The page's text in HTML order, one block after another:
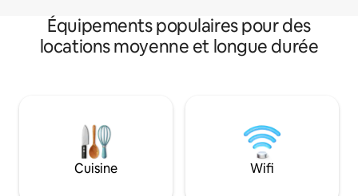
Équipements populaires pour des
locations moyenne et longue durée
Cuisine Wifi